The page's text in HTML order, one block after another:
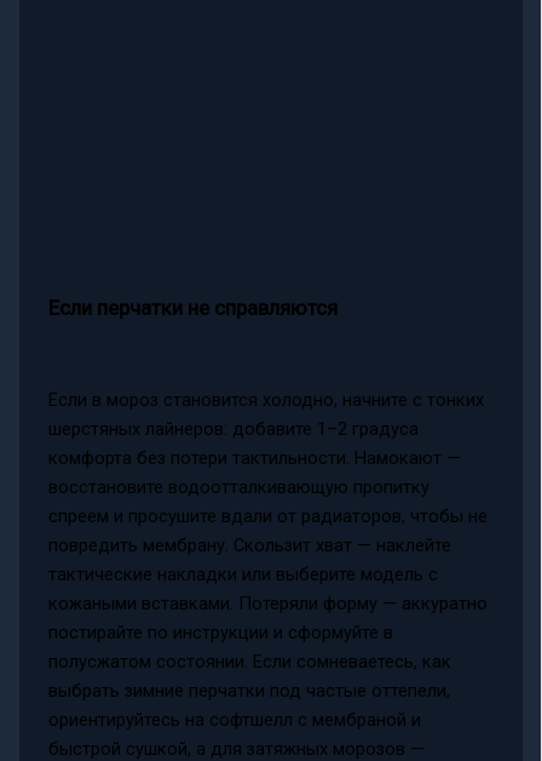
Если перчатки не справляются
Если в мороз становится холодно, начните с тонких
шерстяных лайнеров: добавите 1–2 градуса
комфорта без потери тактильности. Намокают —
восстановите водоотталкивающую пропитку
спреем и просушите вдали от радиаторов, чтобы не
повредить мембрану. Скользит хват — наклейте
тактические накладки или выберите модель с
кожаными вставками. Потеряли форму — аккуратно
постирайте по инструкции и сформуйте в
полусжатом состоянии. Если сомневаетесь, как
выбрать зимние перчатки под частые оттепели,
ориентируйтесь на софтшелл с мембраной и
быстрой сушкой, а для затяжных морозов —